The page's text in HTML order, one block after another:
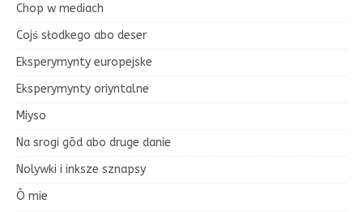
Chop w mediach
Cojś słodkego abo deser
Eksperymynty europejske
Eksperymynty oriyntalne
Miyso
Na srogi gōd abo druge danie
Nolywki i inksze sznapsy
Ō mie